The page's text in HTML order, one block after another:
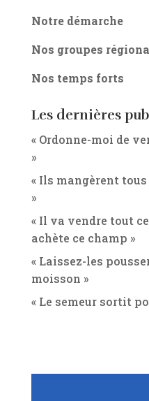
Notre démarche
Nos groupes
Nos temps forts
Les dernières
« Ordonne-moi de
»
« Ils mangèrent
»
« Il va vendre tout
achète ce champ »
« Laissez-les
moisson »
« Le semeur sortit